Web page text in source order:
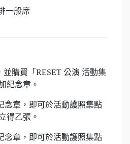
一般席
並購買「RESET 公演 活動集
紀念章。
念章，即可於活動護照集點
得乙張。
念章，即可於活動護照集點